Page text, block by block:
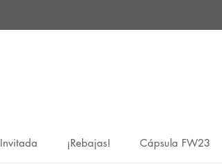
Invitada
¡Rebajas!
Cápsula FW23